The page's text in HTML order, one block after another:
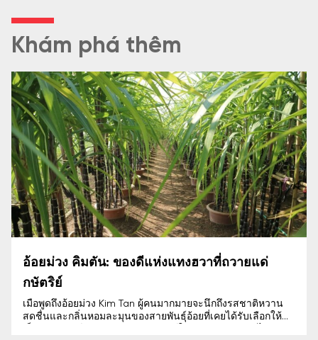
Khám phá thêm
อ้อยม่วง คิมตัน: ของดีแห่งแทงฮวาที่ถวายแด่
กษัตริย์
เมื่อพูดถึงอ้อยม่วง Kim Tan ผู้คนมากมายจะนึกถึงรสชาติหวาน
สดชื่นและกลิ่นหอมละมุนของสายพันธุ์อ้อยที่เคยได้รับเลือกให้